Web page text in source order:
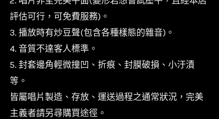
評估可行，可免費服務)。
3. 播放時有炒豆聲(包含各種樣態的雜音)。
4. 音質不達客人標準。
5. 封套邊角輕微撞凹、折痕、封膜破損、小汙漬
等。
皆屬唱片製造、存放、運送過程之通常狀況，完美
主義者請另尋購買途徑。